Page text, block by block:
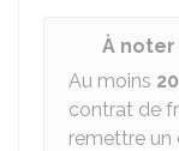
À noter
Au moins
contrat de
remettre un